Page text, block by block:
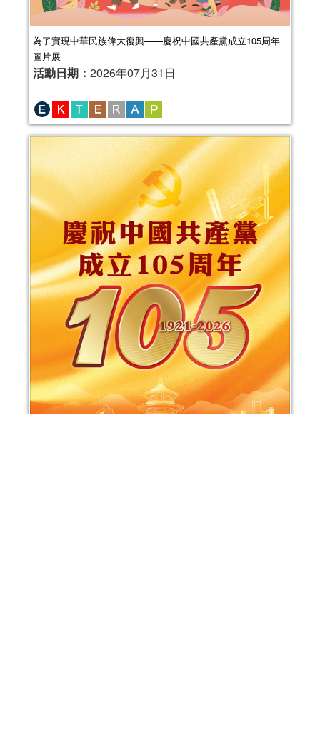
為了實現中華民族偉大復興——慶祝中國共產黨成立105周年
圖片展
活動日期： 2026年07月31日